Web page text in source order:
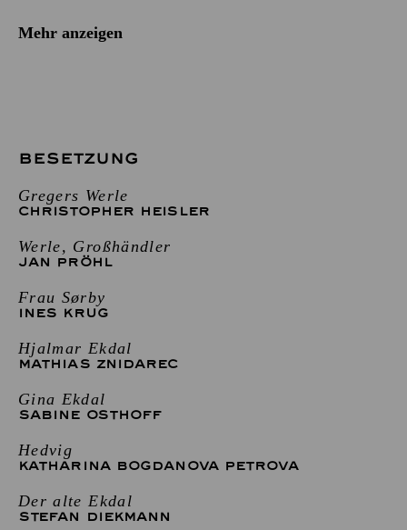
Mehr anzeigen
BESETZUNG
Gregers Werle
CHRISTOPHER HEISLER
Werle, Großhändler
JAN PRÖHL
Frau Sørby
INES KRUG
Hjalmar Ekdal
MATHIAS ZNIDAREC
Gina Ekdal
SABINE OSTHOFF
Hedvig
KATHARINA BOGDANOVA PETROVA
Der alte Ekdal
STEFAN DIEKMANN